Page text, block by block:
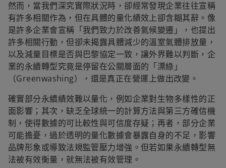
然而，當我們深究實際狀況時，卻經常發現企業往往宣稱
有許多相關作為，但在具體的量化績效上卻含糊其辭。像
是許多企業會宣稱「我們致力於改善氣候變遷」，也提出
許多相關行動，但卻未揭露具體減少的溫室氣體排放量，
以及減量目標是否與巴黎協定一致，讓外界難以判斷，企
業的永續轉型究竟是停留在公關層面的「漂綠」
（Greenwashing），還是真正在營運上做出改變。
確實部分永續績效難以量化，例如企業對生物多樣性的正
面影響；其次，缺乏全球統一的計算方法與第三方確信機
制，使得數據的可比較性與可信度存疑；再者，部分企業
可能擔憂，過於透明的量化數據會暴露自身的不足，影響
品牌形象或導致法規監管壓力增強。但若如果永續轉型無
法被有效衡量，就無法被有效管理。